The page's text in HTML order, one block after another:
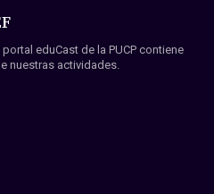
eduCast de la PUCP contiene
nuestras actividades.